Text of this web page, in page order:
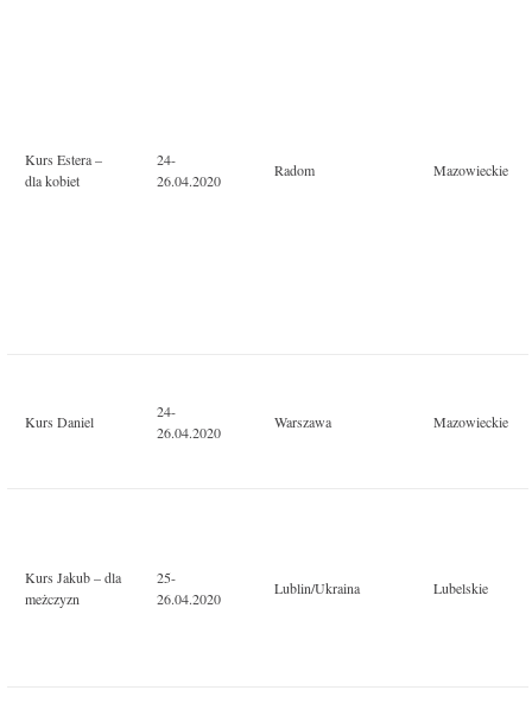
Kurs Estera –
dla kobiet
24-
26.04.2020
Radom Mazowieckie
Kurs Daniel
24-
26.04.2020
Warszawa Mazowieckie
Kurs Jakub – dla
meżczyzn
25-
26.04.2020
Lublin/Ukraina Lubelskie